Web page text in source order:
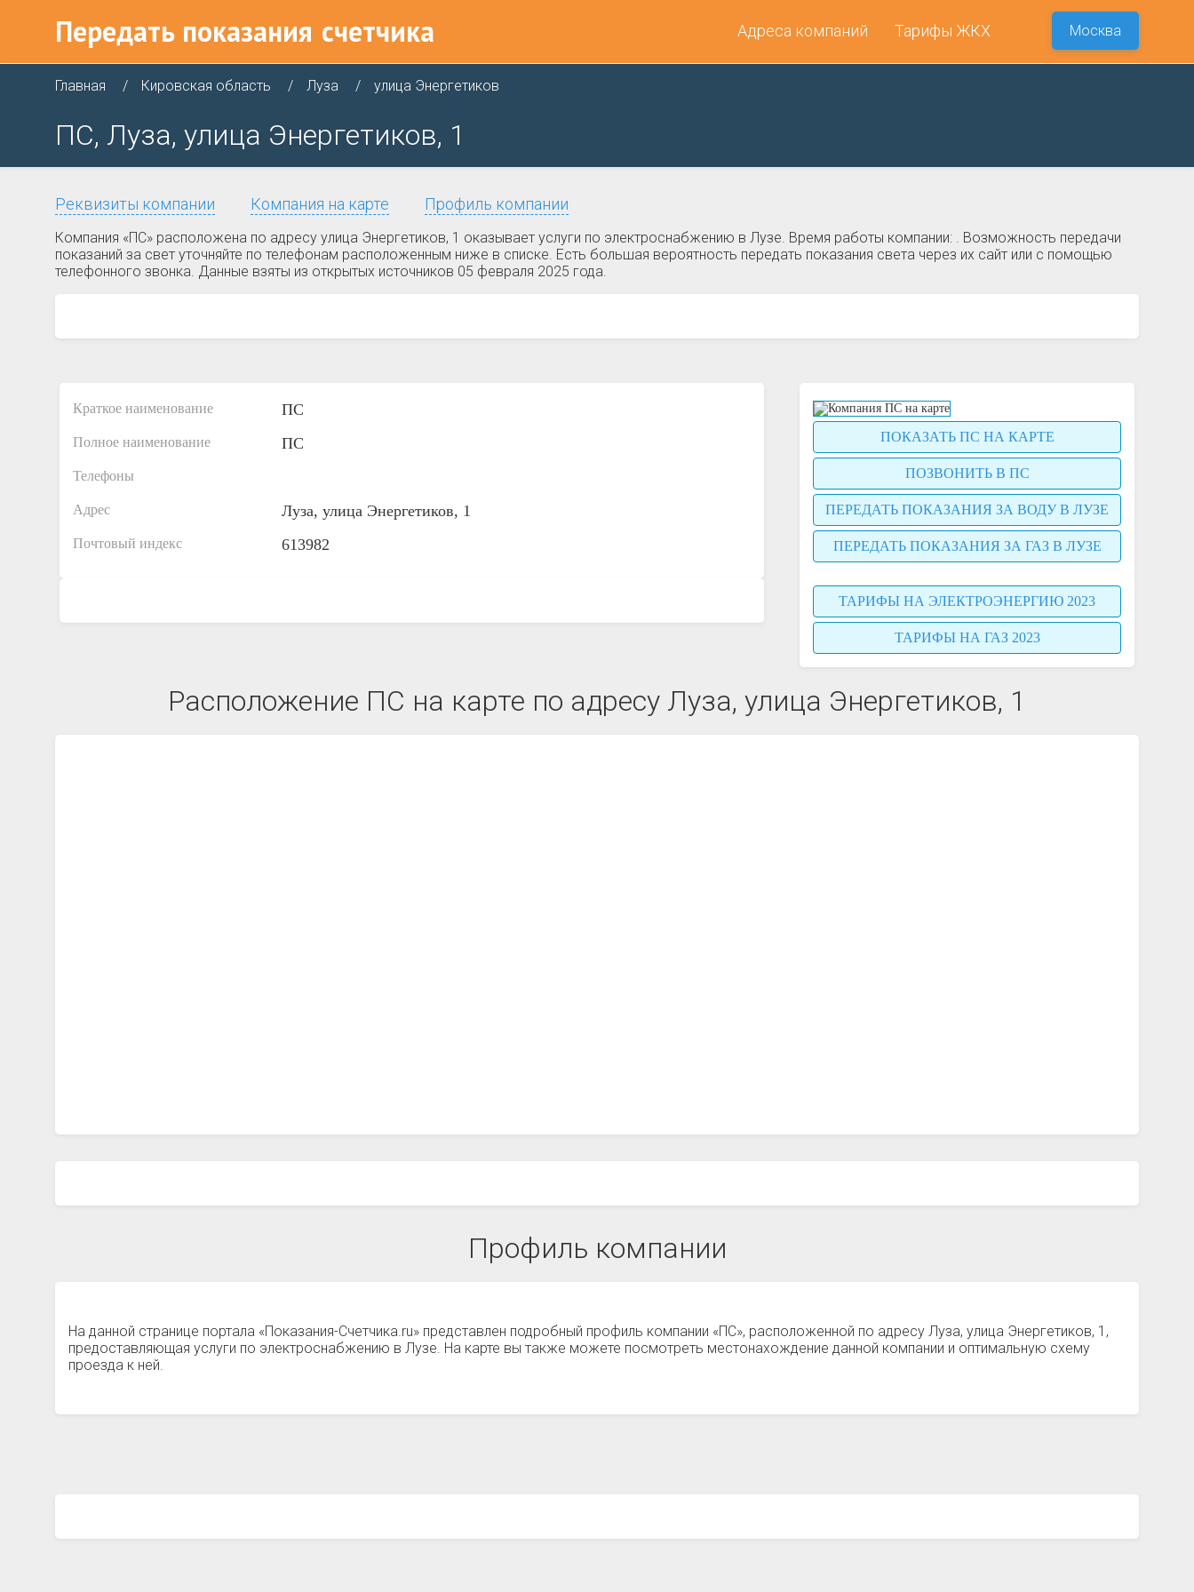
Передать показания счетчика Адреса компаний Тарифы ЖКХ Москва
Главная Кировская область Луза улица Энергетиков
ПС, Луза, улица Энергетиков, 1
Реквизиты компании Компания на карте Профиль компании
Компания «ПС» расположена по адресу улица Энергетиков, 1 оказывает услуги по электроснабжению в Лузе. Время работы компании: . Возможность передачи
показаний за свет уточняйте по телефонам расположенным ниже в списке. Есть большая вероятность передать показания света через их сайт или с помощью
телефонного звонка. Данные взяты из открытых источников 05 февраля 2025 года.
Краткое наименование ПС
Полное наименование ПС
Телефоны
Адрес Луза, улица Энергетиков, 1
Почтовый индекс 613982
ПОКАЗАТЬ ПС НА КАРТЕ
ПОЗВОНИТЬ В ПС
ПЕРЕДАТЬ ПОКАЗАНИЯ ЗА ВОДУ В ЛУЗЕ
ПЕРЕДАТЬ ПОКАЗАНИЯ ЗА ГАЗ В ЛУЗЕ
ТАРИФЫ НА ЭЛЕКТРОЭНЕРГИЮ 2023
ТАРИФЫ НА ГАЗ 2023
Расположение ПС на карте по адресу Луза, улица Энергетиков, 1
Профиль компании
На данной странице портала «Показания-Счетчика.ru» представлен подробный профиль компании «ПС», расположенной по адресу Луза, улица Энергетиков, 1,
предоставляющая услуги по электроснабжению в Лузе. На карте вы также можете посмотреть местонахождение данной компании и оптимальную схему
проезда к ней.